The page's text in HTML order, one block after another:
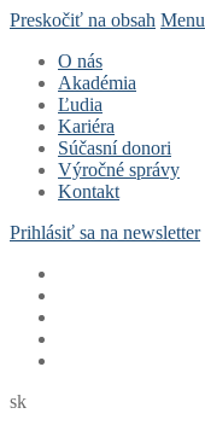
Preskočiť na obsah Menu
O nás
Akadémia
Ľudia
Kariéra
Súčasní donori
Výročné správy
Kontakt
Prihlásiť sa na newsletter
sk